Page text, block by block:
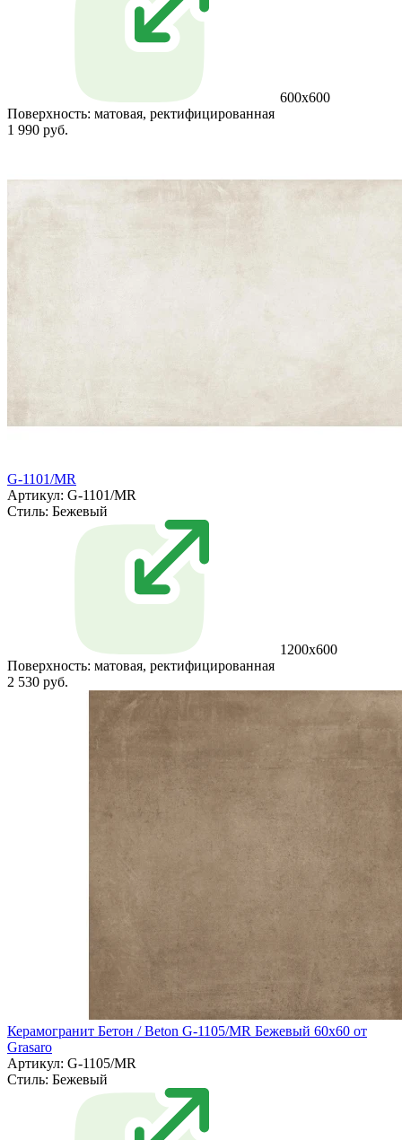
600x600
Поверхность: матовая, ректифицированная
1 990 руб.
G-1101/MR
Артикул: G-1101/MR
Стиль: Бежевый
1200x600
Поверхность: матовая, ректифицированная
2 530 руб.
Керамогранит Бетон / Beton G-1105/MR Бежевый 60х60 от
Grasaro
Артикул: G-1105/MR
Стиль: Бежевый